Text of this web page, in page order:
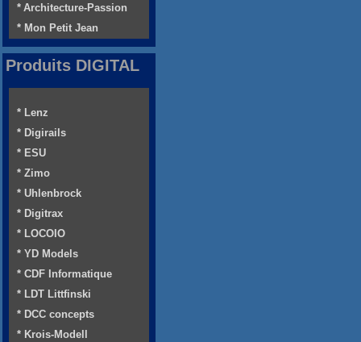
* Architecture-Passion
* Mon Petit Jean
Produits DIGITAL
* Lenz
* Digirails
* ESU
* Zimo
* Uhlenbrock
* Digitrax
* LOCOIO
* YD Models
* CDF Informatique
* LDT Littfinski
* DCC concepts
* Krois-Modell